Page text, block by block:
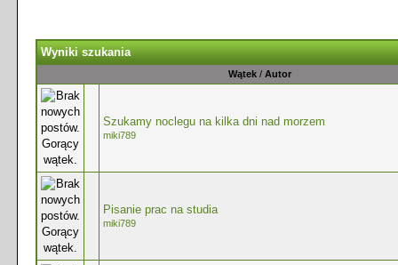
Wyniki szukania
Wątek / Autor
Szukamy noclegu na kilka dni nad morzem
miki789
Pisanie prac na studia
miki789